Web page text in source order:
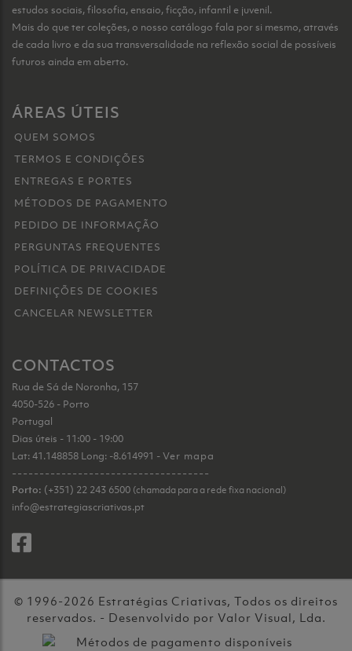
estudos sociais, filosofia, ensaio, ficção, infantil e juvenil.
Mais do que ter coleções, o nosso catálogo fala por si mesmo, através
de cada livro e da sua transversalidade na reflexão social de possíveis
futuros ainda em aberto.
ÁREAS ÚTEIS
QUEM SOMOS
TERMOS E CONDIÇÕES
ENTREGAS E PORTES
MÉTODOS DE PAGAMENTO
PEDIDO DE INFORMAÇÃO
PERGUNTAS FREQUENTES
POLÍTICA DE PRIVACIDADE
DEFINIÇÕES DE COOKIES
CANCELAR NEWSLETTER
CONTACTOS
Rua de Sá de Noronha, 157
4050-526 - Porto
Portugal
Dias úteis - 11:00 - 19:00
Lat: 41.148858 Long: -8.614991 -Ver mapa
------------------------------------
Porto: (+351) 22 243 6500 (chamada para a rede fixa nacional)
info@estrategiascriativas.pt
© 1996-2026 Estratégias Criativas, Todos os direitos
reservados. - Desenvolvido por Valor Visual, Lda.